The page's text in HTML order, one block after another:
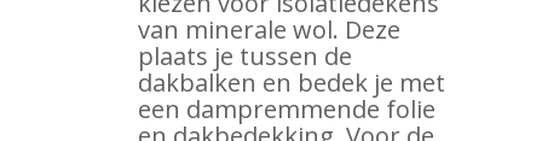
van minerale wol. Deze
plaats je tussen de
dakbalken en bedek je met
een dampremmende folie